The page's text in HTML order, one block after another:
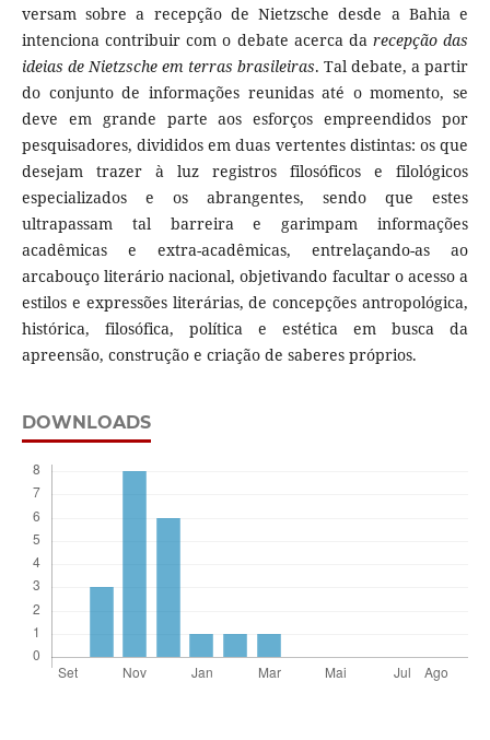
versam sobre a recepção de Nietzsche desde a Bahia e
intenciona contribuir com o debate acerca da recepção das
ideias de Nietzsche em terras brasileiras. Tal debate, a partir
do conjunto de informações reunidas até o momento, se
deve em grande parte aos esforços empreendidos por
pesquisadores, divididos em duas vertentes distintas: os que
desejam trazer à luz registros filosóficos e filológicos
especializados e os abrangentes, sendo que estes
ultrapassam tal barreira e garimpam informações
acadêmicas e extra-acadêmicas, entrelaçando-as ao
arcabouço literário nacional, objetivando facultar o acesso a
estilos e expressões literárias, de concepções antropológica,
histórica, filosófica, política e estética em busca da
apreensão, construção e criação de saberes próprios.
DOWNLOADS